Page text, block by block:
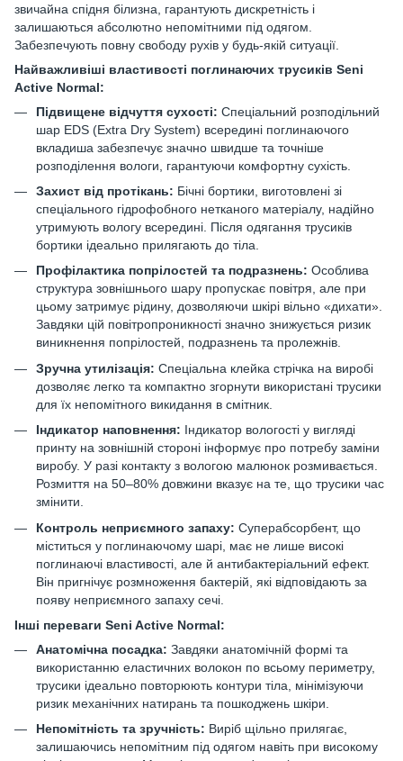
звичайна спідня білизна, гарантують дискретність і
залишаються абсолютно непомітними під одягом.
Забезпечують повну свободу рухів у будь-якій ситуації.
Найважливіші властивості поглинаючих трусиків Seni
Active Normal:
Підвищене відчуття сухості: Спеціальний розподільний
шар EDS (Extra Dry System) всередині поглинаючого
вкладиша забезпечує значно швидше та точніше
розподілення вологи, гарантуючи комфортну сухість.
Захист від протікань: Бічні бортики, виготовлені зі
спеціального гідрофобного нетканого матеріалу, надійно
утримують вологу всередині. Після одягання трусиків
бортики ідеально прилягають до тіла.
Профілактика попрілостей та подразнень: Особлива
структура зовнішнього шару пропускає повітря, але при
цьому затримує рідину, дозволяючи шкірі вільно «дихати».
Завдяки цій повітропроникності значно знижується ризик
виникнення попрілостей, подразнень та пролежнів.
Зручна утилізація: Спеціальна клейка стрічка на виробі
дозволяє легко та компактно згорнути використані трусики
для їх непомітного викидання в смітник.
Індикатор наповнення: Індикатор вологості у вигляді
принту на зовнішній стороні інформує про потребу заміни
виробу. У разі контакту з вологою малюнок розмивається.
Розмиття на 50–80% довжини вказує на те, що трусики час
змінити.
Контроль неприємного запаху: Суперабсорбент, що
міститься у поглинаючому шарі, має не лише високі
поглинаючі властивості, але й антибактеріальний ефект.
Він пригнічує розмноження бактерій, які відповідають за
появу неприємного запаху сечі.
Інші переваги Seni Active Normal:
Анатомічна посадка: Завдяки анатомічній формі та
використанню еластичних волокон по всьому периметру,
трусики ідеально повторюють контури тіла, мінімізуючи
ризик механічних натирань та пошкоджень шкіри.
Непомітність та зручність: Виріб щільно прилягає,
залишаючись непомітним під одягом навіть при високому